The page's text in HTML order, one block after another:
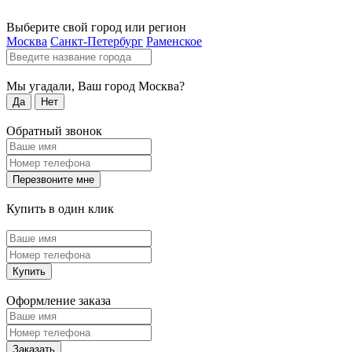
Выберите свой город или регион
Москва Санкт-Петербург Раменское
Мы угадали, Ваш город Москва?
Да Нет
Обратный звонок
Перезвоните мне
Купить в один клик
Купить
Оформление заказа
Заказать